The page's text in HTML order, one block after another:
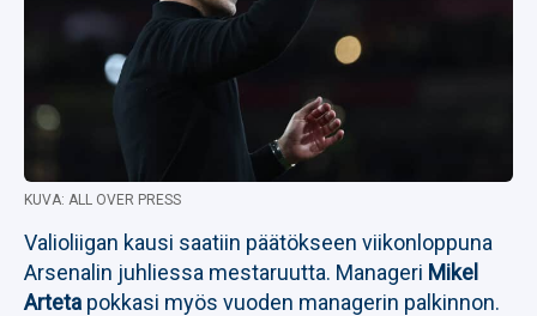
KUVA: ALL OVER PRESS
Valioliigan kausi saatiin päätökseen viikonloppuna
Arsenalin juhliessa mestaruutta. Manageri Mikel
Arteta pokkasi myös vuoden managerin palkinnon.